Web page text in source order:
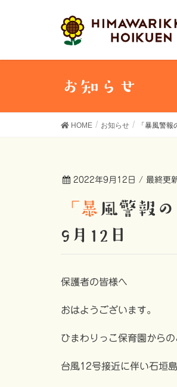
お知らせ
HOME お知らせ 「暴風警
2022年9月12日 / 最終更
「暴風警報の発表により休園となります。」2022年
9月12日
保護者の皆様へ
おはようございます。
ひまわりっこ保育園からの
台風12号接近に伴い石垣